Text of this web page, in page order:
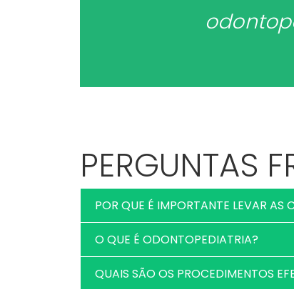
PERGUNTAS
POR QUE É IMPORTANTE LEVAR
O QUE É ODONTOPEDIATRIA?
QUAIS SÃO OS PROCEDIMENTOS